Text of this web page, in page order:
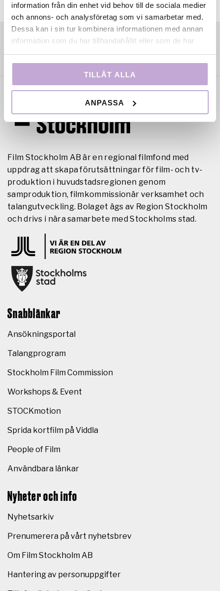
information från din enhet vid behov till de sociala medier
och annons- och analysföretag som vi samarbetar med.
Dessa kan i sin tur kombinera informationen med annan
information som du har tillhandahållit eller som de har
samlat in när du har använt deras tjänster.
TILLÅT ALLA
ANPASSA
Film Stockholm AB är en regional filmfond med
uppdrag att skapa förutsättningar för film- och tv-
produktion i huvudstadsregionen genom
samproduktion, filmkommissionär verksamhet och
talangutveckling. Bolaget ägs av Region Stockholm
och drivs i nära samarbete med Stockholms stad.
Snabblänkar
Ansökningsportal
Talangprogram
Stockholm Film Commission
Workshops & Event
STOCKmotion
Sprida kortfilm på Viddla
People of Film
Användbara länkar
Nyheter och info
Nyhetsarkiv
Prenumerera på vårt nyhetsbrev
Om Film Stockholm AB
Hantering av personuppgifter